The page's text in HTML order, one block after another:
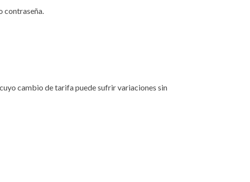
contraseña.
cambio de tarifa puede sufrir variaciones sin